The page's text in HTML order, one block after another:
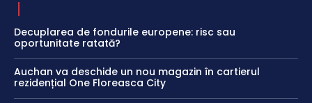
Decuplarea de fondurile europene: risc sau
oportunitate ratată?
Auchan va deschide un nou magazin în cartierul
rezidențial One Floreasca City